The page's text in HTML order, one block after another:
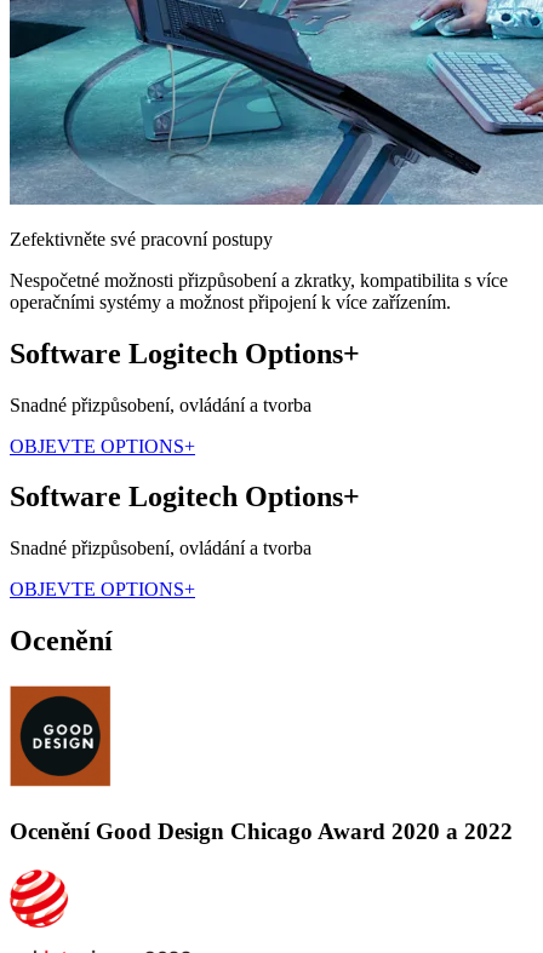
Zefektivněte své pracovní postupy
Nespočetné možnosti přizpůsobení a zkratky, kompatibilita s více
operačními systémy a možnost připojení k více zařízením.
Software Logitech Options+
Snadné přizpůsobení, ovládání a tvorba
OBJEVTE OPTIONS+
Software Logitech Options+
Snadné přizpůsobení, ovládání a tvorba
OBJEVTE OPTIONS+
Ocenění
Ocenění Good Design Chicago Award 2020 a 2022